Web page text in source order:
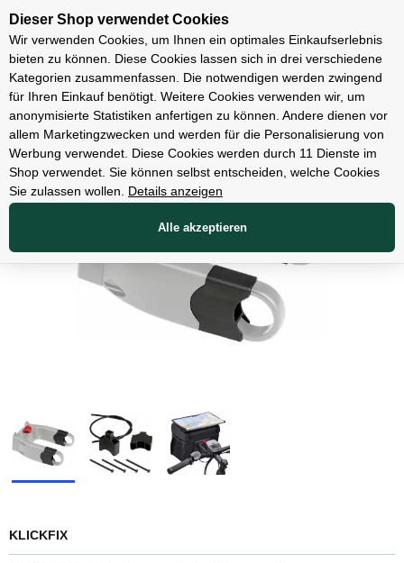
Unsere Filialen
Zubehör
KLICKFIX
Dieser Shop verwendet Cookies
Wir verwenden Cookies, um Ihnen ein optimales Einkaufserlebnis
bieten zu können. Diese Cookies lassen sich in drei verschiedene
Kategorien zusammenfassen. Die notwendigen werden zwingend
für Ihren Einkauf benötigt. Weitere Cookies verwenden wir, um
anonymisierte Statistiken anfertigen zu können. Andere dienen vor
allem Marketingzwecken und werden für die Personalisierung von
Werbung verwendet. Diese Cookies werden durch 11 Dienste im
Shop verwendet. Sie können selbst entscheiden, welche Cookies
Sie zulassen wollen.
Details anzeigen
Alle akzeptieren